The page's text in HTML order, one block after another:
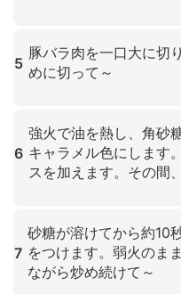
5
豚バラ肉を一口大に切
めに切って～
6
強火で油を熱し、角砂
キャラメル色にします
スを加えます。その間
7
砂糖が溶けてから約10
をつけます。弱火のま
ながら炒め続けて～